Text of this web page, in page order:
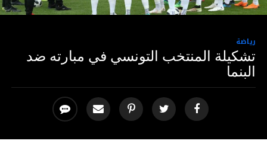
رياضة
تشكيلة المنتخب التونسي في مبارته ضد
البنما